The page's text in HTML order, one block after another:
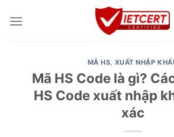
MÃ HS, XUẤT NHẬP
Mã HS Code là gì?
HS Code xuất nhập
xác